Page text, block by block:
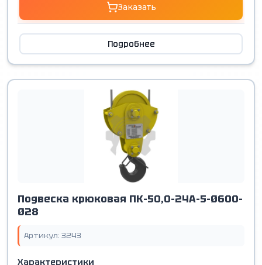
Заказать
Подробнее
Подвеска крюковая ПК-50,0-24А-5-Ø600-
Ø28
Артикул: 3243
Характеристики